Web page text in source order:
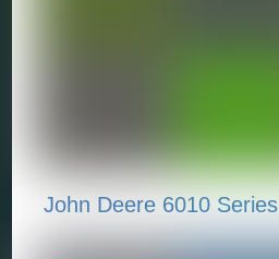
John Deere 6010 Series